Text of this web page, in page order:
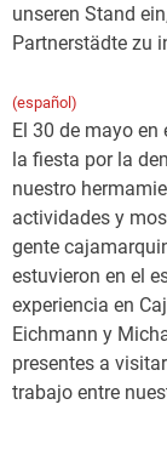
unseren Stand
Partnerstädte zu
(español)
El 30 de mayo
la fiesta por la
nuestro
actividades y
gente
estuvieron en el
experiencia en
Eichmann y
presentes a
trabajo entre